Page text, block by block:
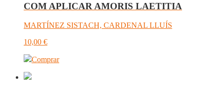
COM APLICAR AMORIS LAETITIA
MARTÍNEZ SISTACH, CARDENAL LLUÍS
10,00 €
Comprar